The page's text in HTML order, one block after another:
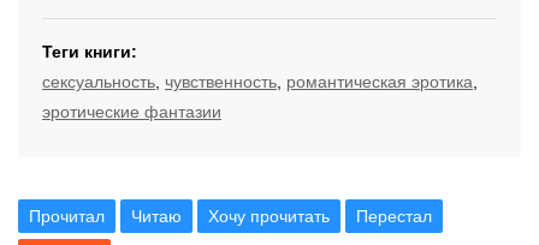
Теги книги:
сексуальность чувственность романтическая эротика
эротические фантазии
Прочитал Читаю Хочу прочитать Перестал